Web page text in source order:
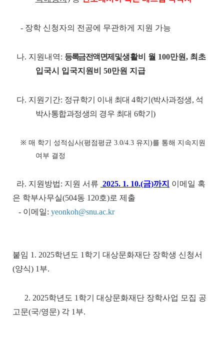
- 장학 신청자의 전공에 무관하게 지원 가능
나. 지원내역: 등록금 전액 면제 및생활비 월 100만원, 최초
입국시 입국지원비 50만원 지급
다. 지원기간: 정규학기 이내 최대 4학기(박사과정생, 석
박사통합과정생의 경우 최대 6학기)
※ 매 학기 성적심사(평점평균 3.0/4.3 유지)를 통해 지속지원
여부 결정
라. 지원방법: 지원 서류 2025. 1. 10.(금)까지 이메일 혹
은 학부사무실(504동 120호)로 제출
- 이메일: yeonkoh@snu.ac.kr
붙임 1. 2025학년도 1학기 대상문화재단 장학생 신청서
(양식) 1부.
2. 2025학년도 1학기 대상문화재단 장학사업 모집 공
고문(국/영문) 각 1부.